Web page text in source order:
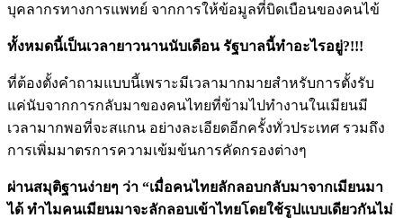
บุคลากรทางการแพทย์ จากการให้ข้อมูลที่บิดเบือนของคนไข้
ทั้งหมดนี้เป็นเวลายาวนานนับเดือน รัฐบาลนี้ทำอะไรอยู่?!!!
ที่ต้องตั้งคำถามแบบนี้เพราะมีเวลามากมายสำหรับการตั้งรับ
แค่นับจากการกลับมาของคนไทยที่ข้ามไปทำงานในเมียนมี
เวลามากพอที่จะสแกน อย่างละเอียดอีกครั้งทั่วประเทศ รวมถึง
การเพิ่มมาตรการความเข้มข้นการคัดกรองต่างๆ
ผ่านสมุติฐานง่ายๆ ว่า “เมื่อคนไทยลักลอบกลับมาจากเมียนมา
ได้ ทำไมคนเมียนมาจะลักลอบเข้าไทยโดยใช้รูปแบบเดียวกันไม่